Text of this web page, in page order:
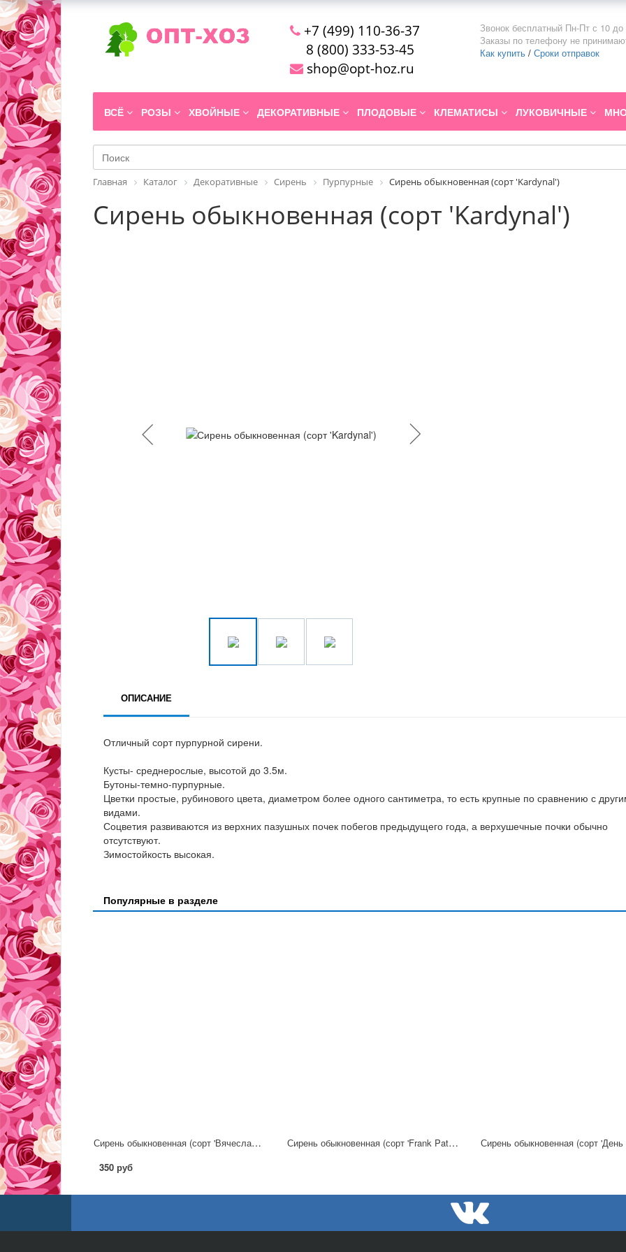
+7 (499) 110-36-37
8 (800) 333-53-45
shop@opt-hoz.ru
Звонок бесплатный Пн-Пт с 10 до
Заказы по телефону не
Как купить / Сроки отправок
ВСЁ РОЗЫ ХВОЙНЫЕ ДЕКОРАТИВНЫЕ ПЛОДОВЫЕ КЛЕМАТИСЫ ЛУКОВИЧНЫЕ
Главная Каталог Декоративные Сирень Пурпурные Сирень обыкновенная (сорт 'Kardynal')
Сирень обыкновенная (сорт 'Kardynal')
ОПИСАНИЕ
Отличный сорт пурпурной сирени.
Кусты- среднерослые, высотой до 3.5м.
Бутоны-темно-пурпурные.
Цветки простые, рубинового цвета, диаметром более одного сантиметра, то есть крупные по сравнению с
видами.
Соцветия развиваются из верхних пазушных почек побегов предыдущего года, а верхушечные почки обычно
отсутствуют.
Зимостойкость высокая.
Популярные в разделе
Сирень обыкновенная (сорт 'Вячеслав Лудилов')
350 руб
Сирень обыкновенная (сорт 'Frank Paterson')